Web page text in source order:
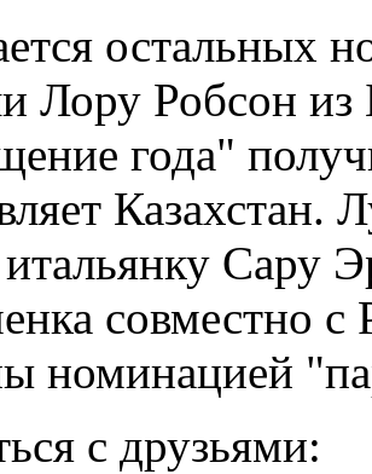
остальных
Лору Робсон
года"
итальянку Сару
совместно
номинацией
с друзьями: